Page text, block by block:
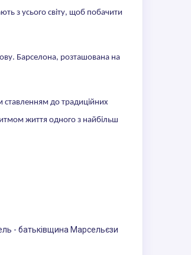
з усього світу, щоб побачити
Барселона, розташована на
ставленням до традиційних
життя одного з найбільш
- батьківщина Марсельєзи